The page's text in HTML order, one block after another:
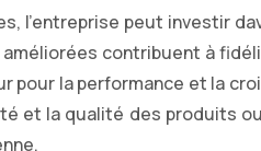
l’entreprise peut investir
contribuent à
la performance et la
et la qualité des produits